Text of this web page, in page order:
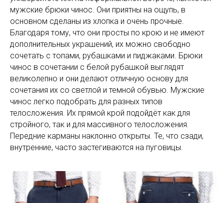
мужские брюки чинос. Они приятны на ощупь, в
основном сделаны из хлопка и очень прочные.
Благодаря тому, что они просты по крою и не имеют
дополнительных украшений, их можно свободно
сочетать с топами, рубашками и пиджаками. Брюки
чинос в сочетании с белой рубашкой выглядят
великолепно и они делают отличную основу для
сочетания их со светлой и темной обувью. Мужские
чинос легко подобрать для разных типов
телосложения. Их прямой крой подойдёт как для
стройного, так и для массивного телосложения.
Передние карманы наклонно открыты. Те, что сзади,
внутренние, часто застегиваются на пуговицы.